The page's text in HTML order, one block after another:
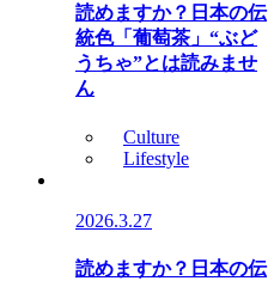
読めますか？日本の伝
統色「葡萄茶」“ぶど
うちゃ”とは読みませ
ん
Culture
Lifestyle
2026.3.27
読めますか？日本の伝